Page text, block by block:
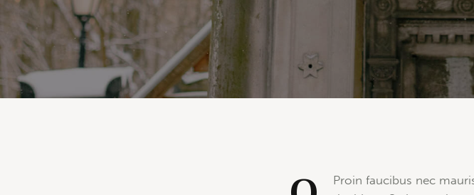
Proin faucibus nec